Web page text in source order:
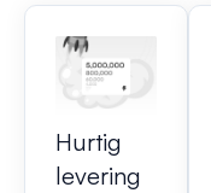
Hurtig
levering